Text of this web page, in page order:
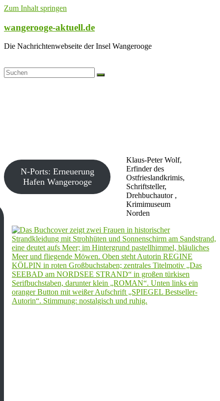
Zum Inhalt springen
wangerooge-aktuell.de
Die Nachrichtenwebseite der Insel Wangerooge
Klaus-Peter Wolf,
Erfinder des
Ostfrieslandkrimis,
Schriftsteller,
Drehbuchautor ,
Krimimuseum
Norden
N-Ports: Erneuerung
Hafen Wangerooge